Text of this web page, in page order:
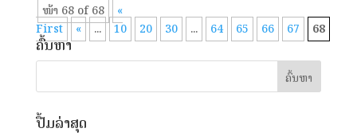
ໜ້າ 68 of 68
«
First
« ... 10 20 30 ... 64 65 66 67 68
ຄົ້ນຫາ
ປື້ມລ່າສຸດ